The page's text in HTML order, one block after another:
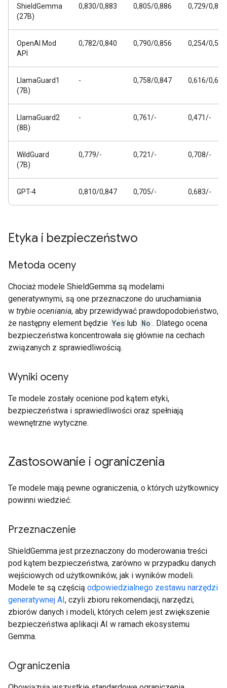
ShieldGemma
(27B)
0,830/0,883 0,805/0,886 0,729/0,811
OpenAI Mod
API
0,782/0,840 0,790/0,856 0,254/0,588
LlamaGuard1
(7B)
- 0,758/0,847 0,616/0,626
LlamaGuard2
(8B)
- 0,761/- 0,471/-
WildGuard
(7B)
0,779/- 0,721/- 0,708/-
GPT-4 0,810/0,847 0,705/- 0,683/-
Etyka i bezpieczeństwo
Metoda oceny
Chociaż modele ShieldGemma są modelami
generatywnymi, są one przeznaczone do uruchamiania
w trybie oceniania, aby przewidywać prawdopodobieństwo,
że następny element będzie Yes lub No . Dlatego ocena
bezpieczeństwa koncentrowała się głównie na cechach
związanych z sprawiedliwością.
Wyniki oceny
Te modele zostały ocenione pod kątem etyki,
bezpieczeństwa i sprawiedliwości oraz spełniają
wewnętrzne wytyczne.
Zastosowanie i ograniczenia
Te modele mają pewne ograniczenia, o których użytkownicy
powinni wiedzieć.
Przeznaczenie
ShieldGemma jest przeznaczony do moderowania treści
pod kątem bezpieczeństwa, zarówno w przypadku danych
wejściowych od użytkowników, jak i wyników modeli.
Modele te są częścią odpowiedzialnego zestawu narzędzi
generatywnej AI, czyli zbioru rekomendacji, narzędzi,
zbiorów danych i modeli, których celem jest zwiększenie
bezpieczeństwa aplikacji AI w ramach ekosystemu
Gemma.
Ograniczenia